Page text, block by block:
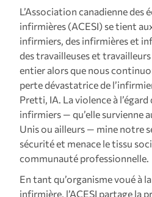
L’Association canadienne des
infirmières (ACESI) se tient
infirmiers, des infirmières et
des travailleuses et
entier alors que nous
perte dévastatrice de
Pretti, IA. La violence à
infirmiers — qu’elle survienne
Unis ou ailleurs — mine notre
sécurité et menace le tissu
communauté professionnelle.
En tant qu’organisme voué à
infirmière, l’ACESI partage la